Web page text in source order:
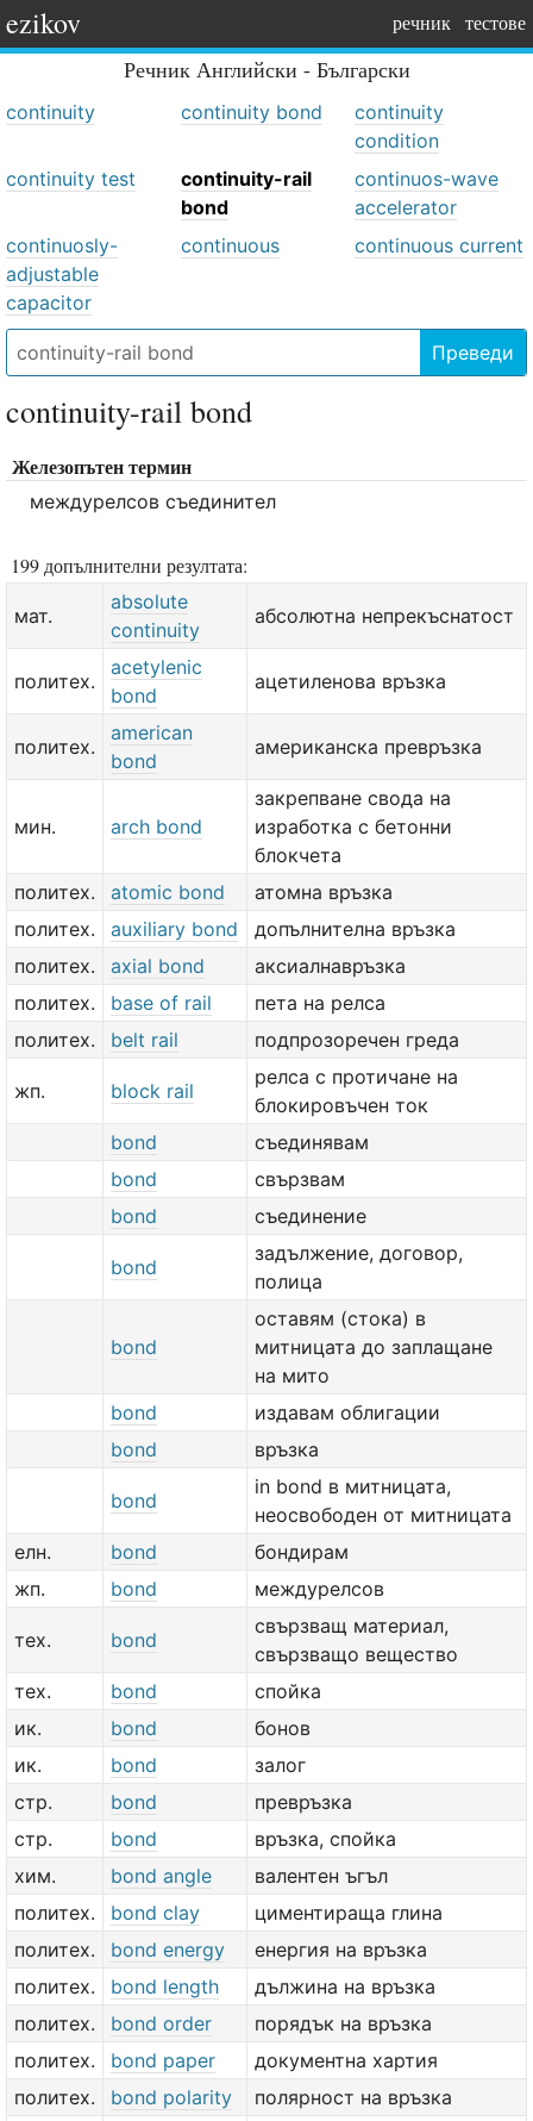
ezikov речник тестове
Речник Английски - Български
continuity continuity bond
continuity
condition
continuity test
continuity-rail
bond
continuos-wave
accelerator
continuosly-
adjustable
capacitor
continuous continuous current
Преведи
continuity-rail bond
Железопътен термин
междурелсов съединител
199 допълнителни резултата:
мат.
absolute
continuity
абсолютна непрекъснатост
политех.
acetylenic
bond
ацетиленова връзка
политех.
american
bond
американска превръзка
мин. arch bond
закрепване свода на
изработка с бетонни
блокчета
политех.
atomic bond
атомна връзка
политех.
auxiliary bond
допълнителна връзка
политех.
axial bond
аксиалнавръзка
политех.
base of rail
пета на релса
политех.
belt rail подпрозоречен греда
жп. block rail
релса с протичане на
блокировъчен ток
bond
съединявам
bond
свързвам
bond
съединение
bond
задължение, договор,
полица
bond
оставям (стока) в
митницата до заплащане
на мито
bond
издавам облигации
bond
връзка
bond
in bond в митницата,
неосвободен от митницата
елн.
bond
бондирам
жп.
bond междурелсов
тех. bond
свързващ материал,
свързващо вещество
тех.
bond
спойка
ик.
bond
бонов
ик.
bond
залог
стр.
bond
превръзка
стр.
bond
връзка, спойка
хим.
bond angle
валентен ъгъл
политех.
bond clay
циментираща глина
политех.
bond energy
енергия на връзка
политех.
bond length
дължина на връзка
политех.
bond order
порядък на връзка
политех.
bond paper
документна хартия
политех.
bond polarity полярност на връзка